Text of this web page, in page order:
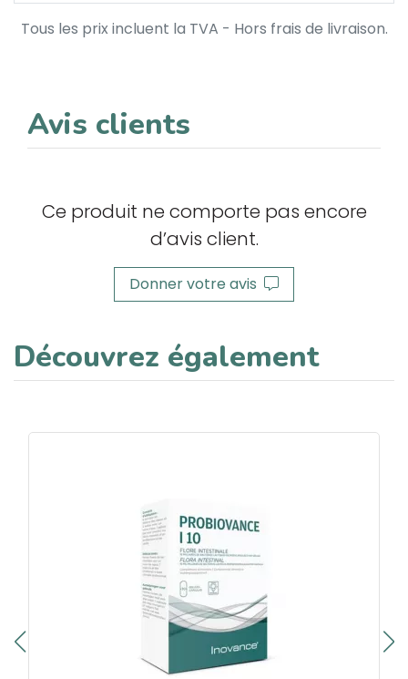
Tous les prix incluent la TVA - Hors frais de livraison.
Avis clients
Ce produit ne comporte pas encore
d’avis client.
Donner votre avis
Découvrez également